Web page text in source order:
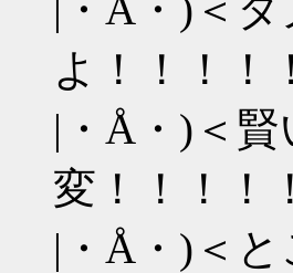
よ！！！！
|・Å・)＜
変！！！！
|・Å・)＜